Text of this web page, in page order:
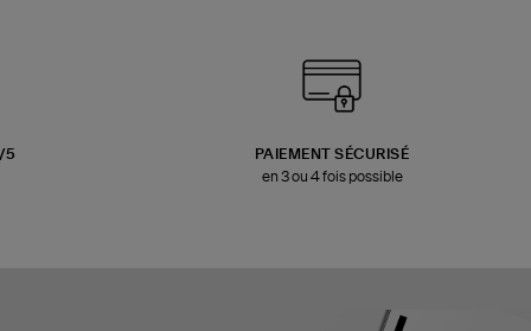
5
PAIEMENT SÉCURISÉ
en 3 ou 4 fois possible